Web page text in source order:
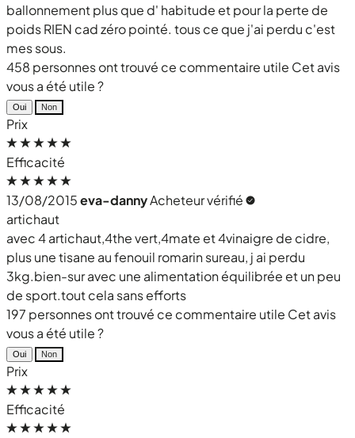
ballonnement plus que d' habitude et pour la perte de
poids RIEN cad zéro pointé. tous ce que j'ai perdu c'est
mes sous.
458 personnes ont trouvé ce commentaire utile Cet avis
vous a été utile ?
Oui Non
Prix
Efficacité
13/08/2015eva-dannyAcheteur vérifié
artichaut
avec 4 artichaut,4the vert,4mate et 4vinaigre de cidre,
plus une tisane au fenouil romarin sureau, j ai perdu
3kg.bien-sur avec une alimentation équilibrée et un peu
de sport.tout cela sans efforts
197 personnes ont trouvé ce commentaire utile Cet avis
vous a été utile ?
Oui Non
Prix
Efficacité